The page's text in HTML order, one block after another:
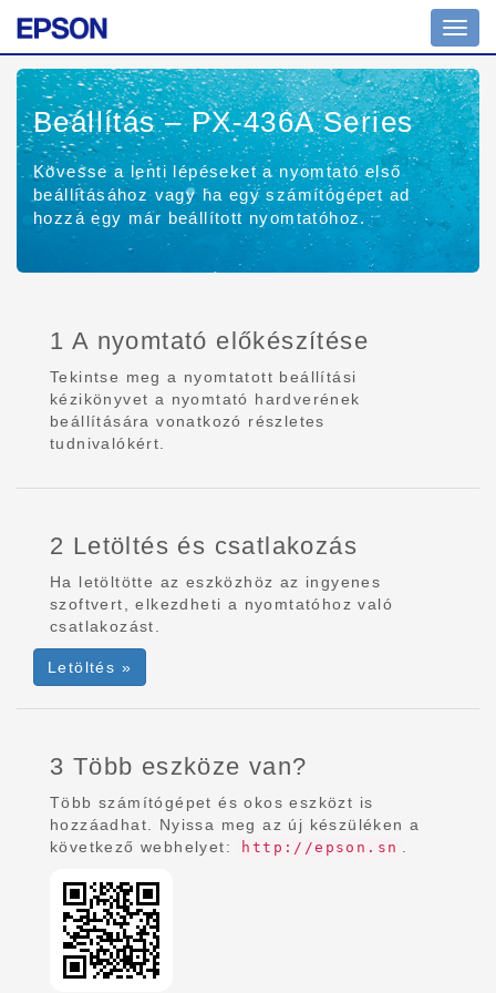
Beállítás – PX-436A Series
Kövesse a lenti lépéseket a nyomtató első
beállításához vagy ha egy számítógépet ad
hozzá egy már beállított nyomtatóhoz.
1 A nyomtató előkészítése
Tekintse meg a nyomtatott beállítási
kézikönyvet a nyomtató hardverének
beállítására vonatkozó részletes
tudnivalókért.
2 Letöltés és csatlakozás
Ha letöltötte az eszközhöz az ingyenes
szoftvert, elkezdheti a nyomtatóhoz való
csatlakozást.
Letöltés »
3 Több eszköze van?
Több számítógépet és okos eszközt is
hozzáadhat. Nyissa meg az új készüléken a
következő webhelyet:
http://epson.sn